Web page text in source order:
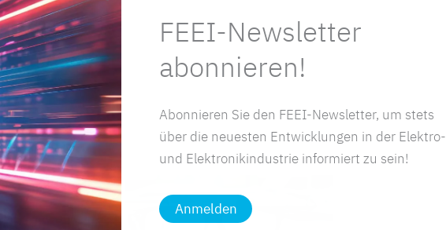
FEEI-Newsletter
abonnieren!
Abonnieren Sie den FEEI-Newsletter, um stets
über die neuesten Entwicklungen in der Elektro-
und Elektronikindustrie informiert zu sein!
Anmelden